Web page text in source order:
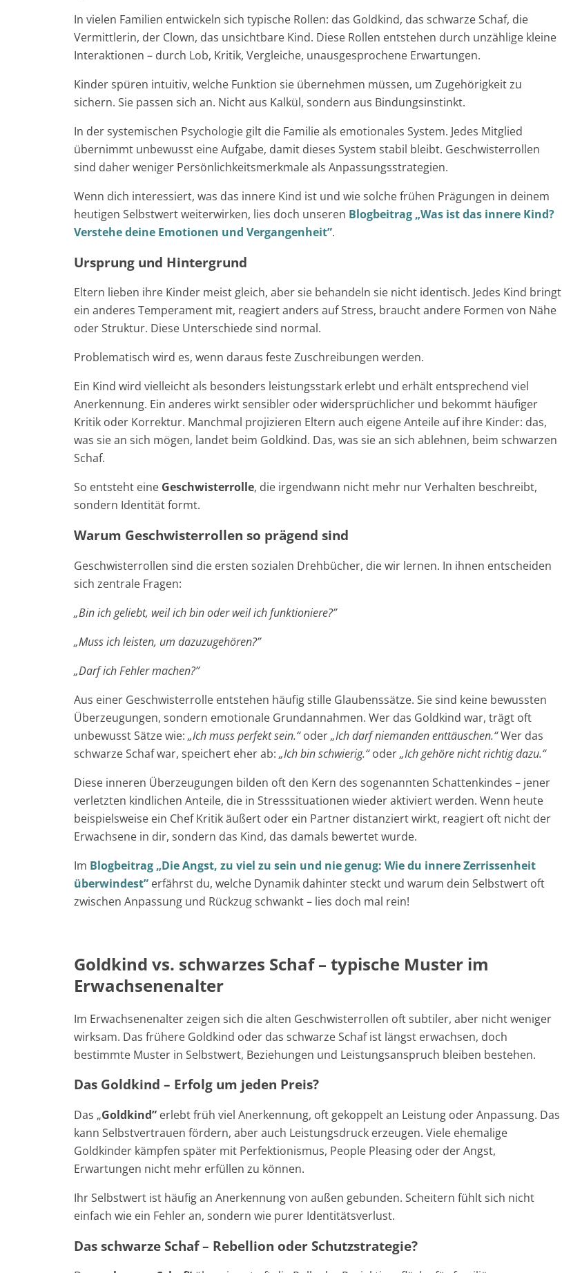
In vielen Familien entwickeln sich typische Rollen: das Goldkind, das schwarze Schaf, die
Vermittlerin, der Clown, das unsichtbare Kind. Diese Rollen entstehen durch unzählige kleine
Interaktionen – durch Lob, Kritik, Vergleiche, unausgesprochene Erwartungen.
Kinder spüren intuitiv, welche Funktion sie übernehmen müssen, um Zugehörigkeit zu
sichern. Sie passen sich an. Nicht aus Kalkül, sondern aus Bindungsinstinkt.
In der systemischen Psychologie gilt die Familie als emotionales System. Jedes Mitglied
übernimmt unbewusst eine Aufgabe, damit dieses System stabil bleibt. Geschwisterrollen
sind daher weniger Persönlichkeitsmerkmale als Anpassungsstrategien.
Wenn dich interessiert, was das innere Kind ist und wie solche frühen Prägungen in deinem
heutigen Selbstwert weiterwirken, lies doch unseren Blogbeitrag „Was ist das innere Kind?
Verstehe deine Emotionen und Vergangenheit”.
Ursprung und Hintergrund
Eltern lieben ihre Kinder meist gleich, aber sie behandeln sie nicht identisch. Jedes Kind bringt
ein anderes Temperament mit, reagiert anders auf Stress, braucht andere Formen von Nähe
oder Struktur. Diese Unterschiede sind normal.
Problematisch wird es, wenn daraus feste Zuschreibungen werden.
Ein Kind wird vielleicht als besonders leistungsstark erlebt und erhält entsprechend viel
Anerkennung. Ein anderes wirkt sensibler oder widersprüchlicher und bekommt häufiger
Kritik oder Korrektur. Manchmal projizieren Eltern auch eigene Anteile auf ihre Kinder: das,
was sie an sich mögen, landet beim Goldkind. Das, was sie an sich ablehnen, beim schwarzen
Schaf.
So entsteht eine Geschwisterrolle, die irgendwann nicht mehr nur Verhalten beschreibt,
sondern Identität formt.
Warum Geschwisterrollen so prägend sind
Geschwisterrollen sind die ersten sozialen Drehbücher, die wir lernen. In ihnen entscheiden
sich zentrale Fragen:
„Bin ich geliebt, weil ich bin oder weil ich funktioniere?”
„Muss ich leisten, um dazuzugehören?”
„Darf ich Fehler machen?”
Aus einer Geschwisterrolle entstehen häufig stille Glaubenssätze. Sie sind keine bewussten
Überzeugungen, sondern emotionale Grundannahmen. Wer das Goldkind war, trägt oft
unbewusst Sätze wie: „Ich muss perfekt sein.“oder„Ich darf niemanden enttäuschen.“Wer das
schwarze Schaf war, speichert eher ab: „Ich bin schwierig.“oder„Ich gehöre nicht richtig dazu.“
Diese inneren Überzeugungen bilden oft den Kern des sogenannten Schattenkindes – jener
verletzten kindlichen Anteile, die in Stresssituationen wieder aktiviert werden. Wenn heute
beispielsweise ein Chef Kritik äußert oder ein Partner distanziert wirkt, reagiert oft nicht der
Erwachsene in dir, sondern das Kind, das damals bewertet wurde.
Im Blogbeitrag „Die Angst, zu viel zu sein und nie genug: Wie du innere Zerrissenheit
überwindest” erfährst du, welche Dynamik dahinter steckt und warum dein Selbstwert oft
zwischen Anpassung und Rückzug schwankt – lies doch mal rein!
Goldkind vs. schwarzes Schaf – typische Muster im
Erwachsenenalter
Im Erwachsenenalter zeigen sich die alten Geschwisterrollen oft subtiler, aber nicht weniger
wirksam. Das frühere Goldkind oder das schwarze Schaf ist längst erwachsen, doch
bestimmte Muster in Selbstwert, Beziehungen und Leistungsanspruch bleiben bestehen.
Das Goldkind – Erfolg um jeden Preis?
Das „Goldkind” erlebt früh viel Anerkennung, oft gekoppelt an Leistung oder Anpassung. Das
kann Selbstvertrauen fördern, aber auch Leistungsdruck erzeugen. Viele ehemalige
Goldkinder kämpfen später mit Perfektionismus, People Pleasing oder der Angst,
Erwartungen nicht mehr erfüllen zu können.
Ihr Selbstwert ist häufig an Anerkennung von außen gebunden. Scheitern fühlt sich nicht
einfach wie ein Fehler an, sondern wie purer Identitätsverlust.
Das schwarze Schaf – Rebellion oder Schutzstrategie?